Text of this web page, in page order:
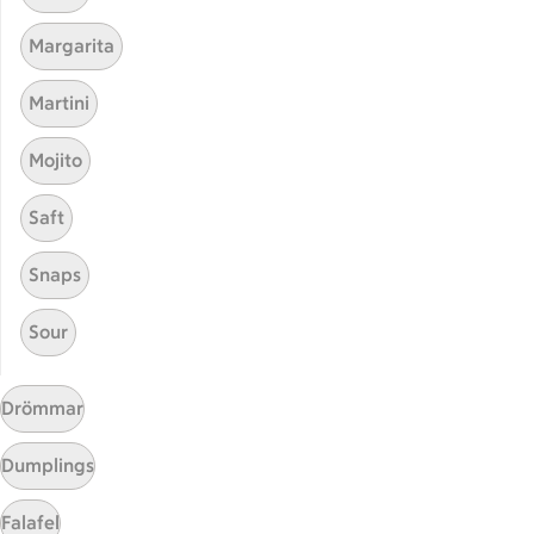
Receptet tar Under 45 min att tillaga
Sidfot
Start
Få snabbt svar
Bli stammis på ICA
Margarita
Martini
Mojito
Saft
Snaps
Sour
Drömmar
Dumplings
Falafel